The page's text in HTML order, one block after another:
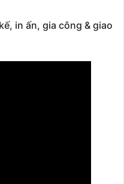
in ấn, gia công & giao